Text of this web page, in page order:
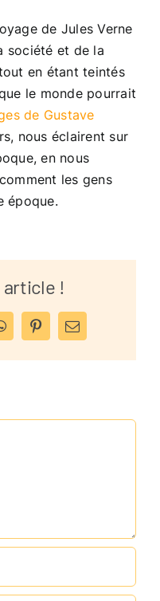
de Jules Verne
société et de la
en étant teintés
le monde pourrait
de Gustave
nous éclairent sur
en nous
les gens
époque.
!
PinterestEmail